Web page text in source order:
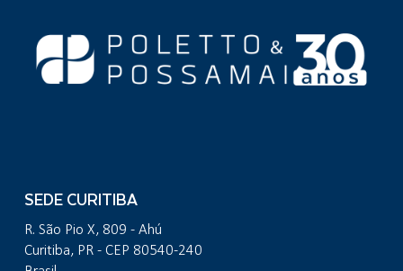
SEDE CURITIBA
R. São Pio X, 809 - Ahú
Curitiba, PR - CEP 80540-240